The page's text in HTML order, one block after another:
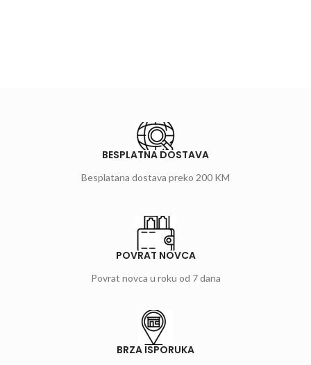
BESPLATNA DOSTAVA
Besplatana dostava preko 200 KM
POVRAT NOVCA
Povrat novca u roku od 7 dana
BRZA ISPORUKA